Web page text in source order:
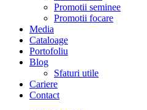
Promotii seminee
Promotii focare
Media
Cataloage
Portofoliu
Blog
Sfaturi utile
Cariere
Contact